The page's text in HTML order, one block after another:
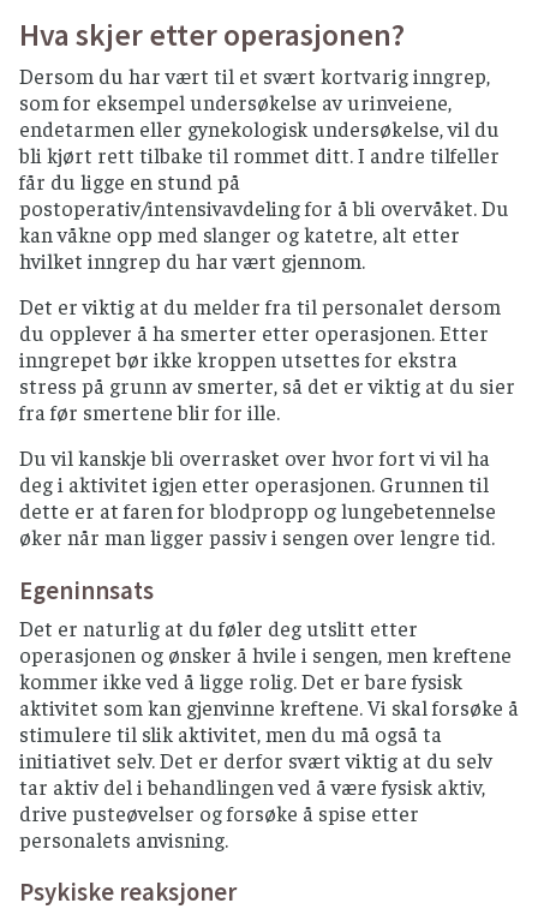
Hva skjer etter operasjonen?
Dersom du har vært til et svært kortvarig inngrep,
som for eksempel undersøkelse av urinveiene,
endetarmen eller gynekologisk undersøkelse, vil du
bli kjørt rett tilbake til rommet ditt. I andre tilfeller
får du ligge en stund på
postoperativ/intensivavdeling for å bli overvåket. Du
kan våkne opp med slanger og katetre, alt etter
hvilket inngrep du har vært gjennom.
Det er viktig at du melder fra til personalet dersom
du opplever å ha smerter etter operasjonen. Etter
inngrepet bør ikke kroppen utsettes for ekstra
stress på grunn av smerter, så det er viktig at du sier
fra før smertene blir for ille.
Du vil kanskje bli overrasket over hvor fort vi vil ha
deg i aktivitet igjen etter operasjonen. Grunnen til
dette er at faren for blodpropp og lungebetennelse
øker når man ligger passiv i sengen over lengre tid.
Egeninnsats
Det er naturlig at du føler deg utslitt etter
operasjonen og ønsker å hvile i sengen, men kreftene
kommer ikke ved å ligge rolig. Det er bare fysisk
aktivitet som kan gjenvinne kreftene. Vi skal forsøke å
stimulere til slik aktivitet, men du må også ta
initiativet selv. Det er derfor svært viktig at du selv
tar aktiv del i behandlingen ved å være fysisk aktiv,
drive pusteøvelser og forsøke å spise etter
personalets anvisning.
Psykiske reaksjoner